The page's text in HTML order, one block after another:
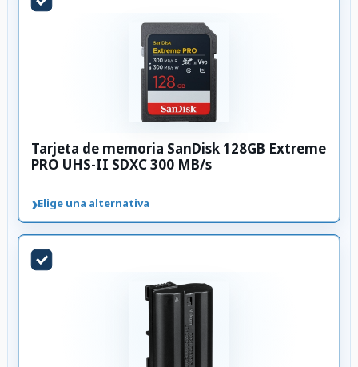
Tarjeta de memoria SanDisk 128GB Extreme
PRO UHS-II SDXC 300 MB/s
›Elige una alternativa